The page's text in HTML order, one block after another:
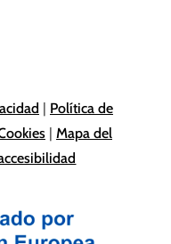
| Política de
| Mapa del